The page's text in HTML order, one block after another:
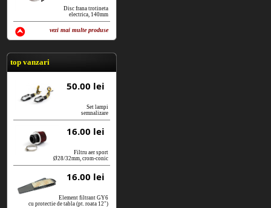
Disc frana trotineta
electrica, 140mm
vezi mai multe produse
vezi produse
top vanzari
50.00 lei
Set lampi
semnalizare
16.00 lei
Filtru aer sport
Ø28/32mm, crom-conic
16.00 lei
Element filtrant GY6
cu protectie de tabla (pt. roata 12")